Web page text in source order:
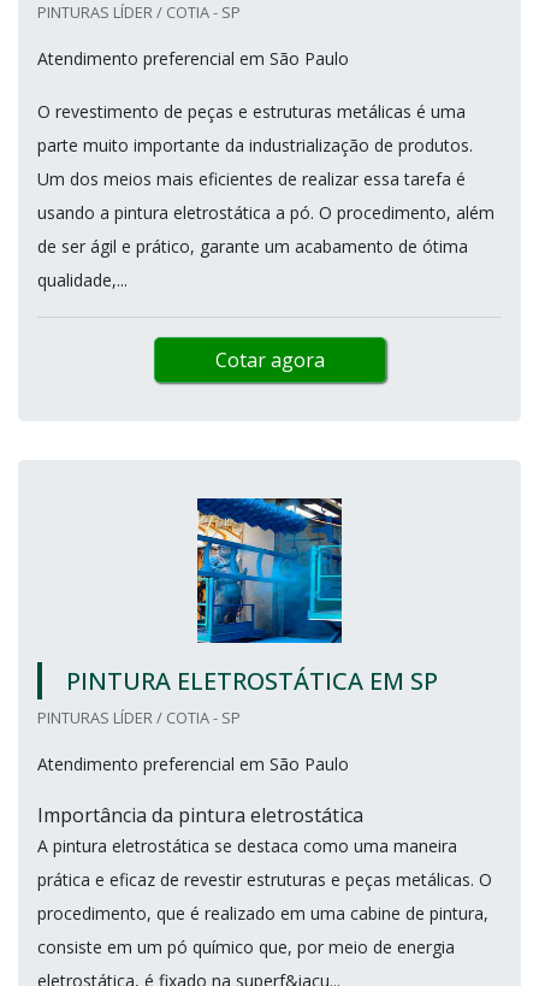
PINTURAS LÍDER / COTIA - SP
Atendimento preferencial em São Paulo
O revestimento de peças e estruturas metálicas é uma
parte muito importante da industrialização de produtos.
Um dos meios mais eficientes de realizar essa tarefa é
usando a pintura eletrostática a pó. O procedimento, além
de ser ágil e prático, garante um acabamento de ótima
qualidade,...
Cotar agora
PINTURA ELETROSTÁTICA EM SP
PINTURAS LÍDER / COTIA - SP
Atendimento preferencial em São Paulo
Importância da pintura eletrostática
A pintura eletrostática se destaca como uma maneira
prática e eficaz de revestir estruturas e peças metálicas. O
procedimento, que é realizado em uma cabine de pintura,
consiste em um pó químico que, por meio de energia
eletrostática, é fixado na superf&iacu...